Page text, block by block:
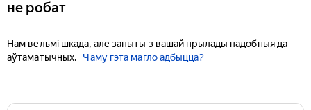
не робат
Нам вельмі шкада, але запыты з вашай прылады падобныя да
аўтаматычных.
Чаму гэта магло адбыцца?